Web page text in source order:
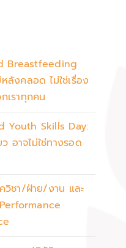
Breastfeeding
งคลอด ไม่ใช่เรื่อง
เราทุกคน
Youth Skills Day:
อาจไม่ใช่ทางรอด
วิชา/ฝ่าย/งาน และ